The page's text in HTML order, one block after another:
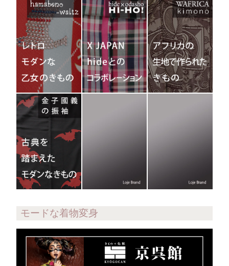
モードな着物変身